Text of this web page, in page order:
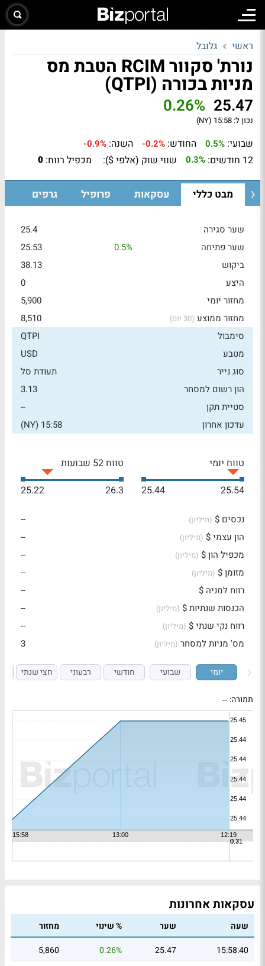
ראשי גלובל
נורת' סקוור RCIM הטבת מס
מניות בכורה (QTPI)
25.47
0.26%
נכון ל: 15:58 (NY)
שבועי: 0.5% החודש: -0.2% השנה: -0.9%
12 חודשים: 0.3% שווי שוק (אלפי $): מכפיל רווח: 0
מבט כללי עסקאות פרופיל גרפים
שער סגירה
25.4
שער פתיחה
0.5%
25.53
ביקוש
38.13
היצע
0
מחזור יומי
5,900
מחזור ממוצע (30 יום)
8,510
סימבול
QTPI
מטבע
USD
סוג נייר
תעודת סל
הון רשום למסחר
3.13
סטיית תקן
--
עדכון אחרון
15:58 (NY)
טווח יומי
25.54
25.44
טווח 52 שבועות
26.3
25.22
נכסים $ (מיליון)
--
הון עצמי $ (מיליון)
--
מכפיל הון $ (מיליון)
--
מזומן $ (מיליון)
--
רווח למניה $
--
הכנסות שנתיות $ (מיליון)
--
רווח נקי שנתי $ (מיליון)
--
מס' מניות למסחר (מיליון) 3
יומי שבועי חודשי רבעוני חצי שנתי
תמורה: --
עסקאות אחרונות
שעה שער % שינוי
מחזור
15:58:40
25.47
0.26%
5,860